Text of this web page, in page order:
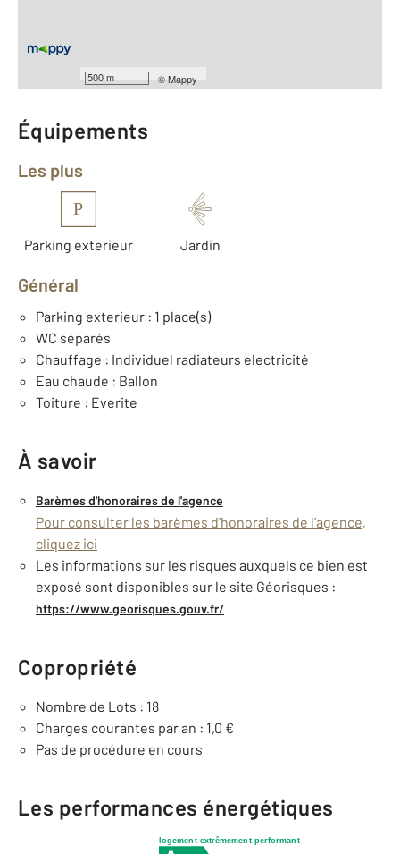
500 m ©Mappy
Type de construction : semi-Traditionnelle
Année construction : 2006
Équipements
Les plus
P
Parking exterieur Jardin
Général
Parking exterieur : 1 place(s)
WC séparés
Chauffage : Individuel radiateurs electricité
Eau chaude : Ballon
Toiture : Everite
À savoir
Barèmes d'honoraires de l'agence
Pour consulter les barèmes d'honoraires de l'agence,
cliquez ici
Les informations sur les risques auxquels ce bien est
exposé sont disponibles sur le site Géorisques :
https://www.georisques.gouv.fr/
Copropriété
Nombre de Lots : 18
Charges courantes par an : 1,0 €
Pas de procédure en cours
Les performances énergétiques
logement extrêmement performant